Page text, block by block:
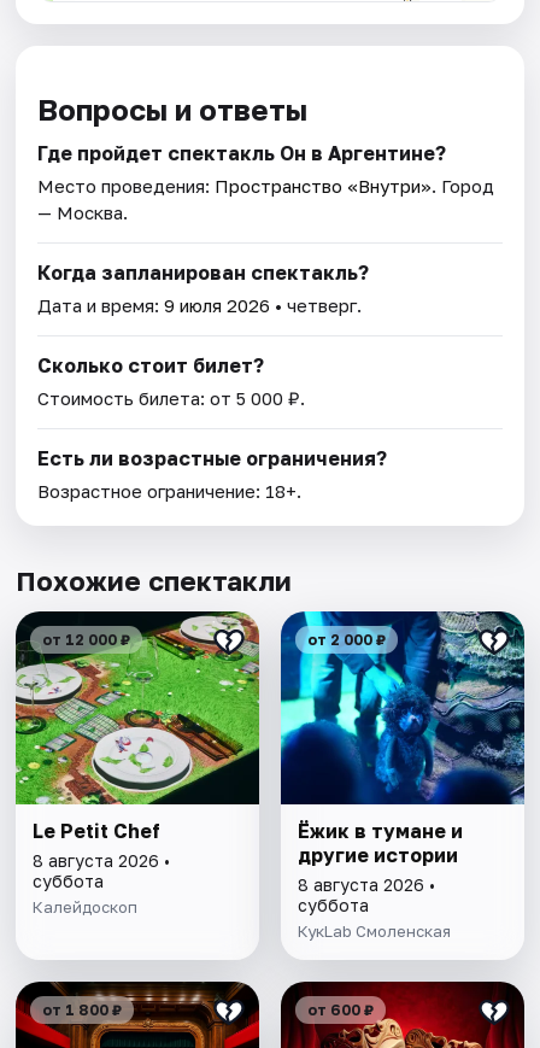
Вопросы и ответы
Где пройдет спектакль Он в Аргентине?
Место проведения: Пространство «Внутри». Город
— Москва.
Когда запланирован спектакль?
Дата и время:9 июля 2026 • четверг.
Сколько стоит билет?
Стоимость билета: от 5 000 ₽.
Есть ли возрастные ограничения?
Возрастное ограничение: 18+.
Похожие спектакли
от 12 000 ₽
Le Petit Chef
8 августа 2026 •
суббота
Калейдоскоп
от 2 000 ₽
Ёжик в тумане и
другие истории
8 августа 2026 •
суббота
КукLab Смоленская
от 1 800 ₽ от 600 ₽